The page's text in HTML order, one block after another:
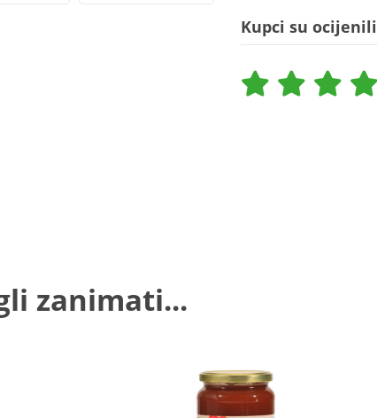
Kupci su ocijenili
zanimati...